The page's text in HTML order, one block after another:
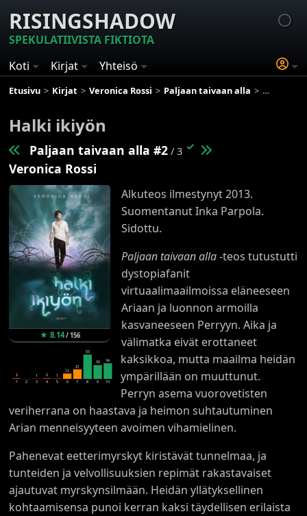
RISINGSHADOW
SPEKULATIIVISTA FIKTIOTA
Koti
Kirjat Yhteisö
Etusivu Kirjat Veronica Rossi Paljaan taivaan alla Halki
Halki ikiyön
Paljaan taivaan alla #2 / 3 ✓
Veronica Rossi
★ 8.14/156
2
1
2
1
3
2
4
1
5
12
6
21
7
53
8
30
9
34
10
Alkuteos ilmestynyt 2013.
Suomentanut Inka Parpola.
Sidottu.
Paljaan taivaan alla-teos tutustutti
dystopiafanit
virtuaalimaailmoissa eläneeseen
Ariaan ja luonnon armoilla
kasvaneeseen Perryyn. Aika ja
välimatka eivät erottaneet
kaksikkoa, mutta maailma heidän
ympärillään on muuttunut.
Perryn asema vuorovetisten
veriherrana on haastava ja heimon suhtautuminen
Arian menneisyyteen avoimen vihamielinen.
Pahenevat eetterimyrskyt kiristävät tunnelmaa, ja
tunteiden ja velvollisuuksien repimät rakastavaiset
ajautuvat myrskynsilmään. Heidän yllätyksellinen
kohtaamisensa punoi kerran kaksi täydellisen erilaista